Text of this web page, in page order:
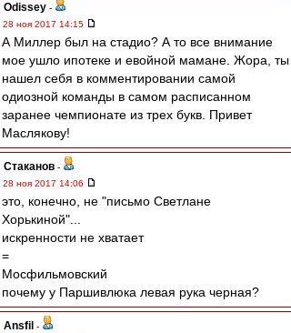
Odissey -
28 ноя 2017 14:15
А Миллер был на стадио? А то все внимание
мое ушло ипотеке и евойной мамане. Жора, ты
нашел себя в комментировании самой
одиозной команды в самом расписанном
заранее чемпионате из трех букв. Привет
Маслякову!
Cтаканов -
28 ноя 2017 14:06
это, конечно, не "письмо Светлане
Хорькиной"...
искренности не хватает
=
Мосфильмовский
почему у Паршивлюка левая рука черная?
Ansfil -